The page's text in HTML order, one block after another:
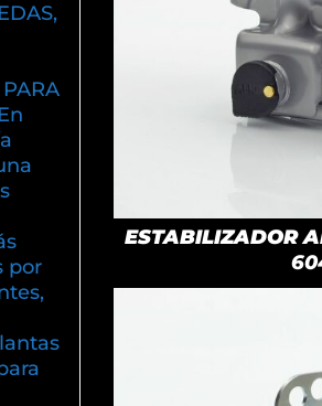
por
ESTABILIZADOR